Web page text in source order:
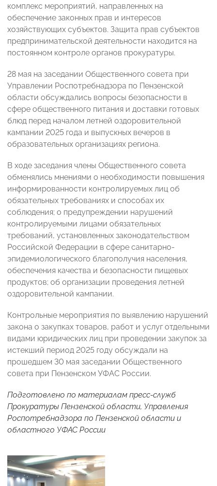
комплекс мероприятий, направленных на
обеспечение законных прав и интересов
хозяйствующих субъектов. Защита прав субъектов
предпринимательской деятельности находится на
постоянном контроле органов прокуратуры.
28 мая на заседании Общественного совета при
Управлении Роспотребнадзора по Пензенской
области обсуждались вопросы безопасности в
сфере общественного питания и доставки готовых
блюд перед началом летней оздоровительной
кампании 2025 года и выпускных вечеров в
образовательных организациях региона.
В ходе заседания члены Общественного совета
обменялись мнениями о необходимости повышения
информированности контролируемых лиц об
обязательных требованиях и способах их
соблюдения; о предупреждении нарушений
контролируемыми лицами обязательных
требований, установленных законодательством
Российской Федерации в сфере санитарно-
эпидемиологического благополучия населения,
обеспечения качества и безопасности пищевых
продуктов; об организации проведения летней
оздоровительной кампании.
Контрольные мероприятия по выявлению нарушений
закона о закупках товаров, работ и услуг отдельными
видами юридических лиц при проведении закупок за
истекший период 2025 году обсуждали на
прошедшем 30 мая заседании Общественного
совета при Пензенском УФАС России.
Подготовлено по материалам пресс-служб
Прокуратуры Пензенской области, Управления
Роспотребнадзора по Пензенской области и
областного УФАС России